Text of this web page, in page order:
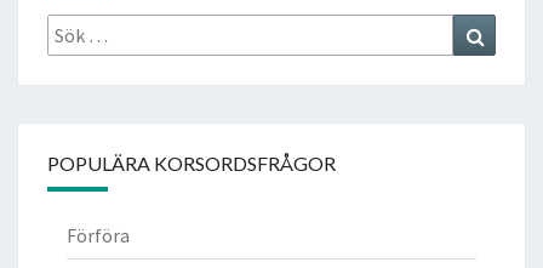
Sök
efter:
POPULÄRA KORSORDSFRÅGOR
Förföra